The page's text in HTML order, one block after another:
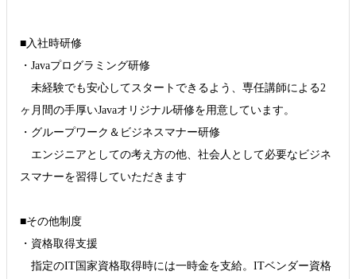
■入社時研修
・Javaプログラミング研修
未経験でも安心してスタートできるよう、専任講師による2
ヶ月間の手厚いJavaオリジナル研修を用意しています。
・グループワーク＆ビジネスマナー研修
エンジニアとしての考え方の他、社会人として必要なビジネ
スマナーを習得していただきます
■その他制度
・資格取得支援
指定のIT国家資格取得時には一時金を支給。ITベンダー資格